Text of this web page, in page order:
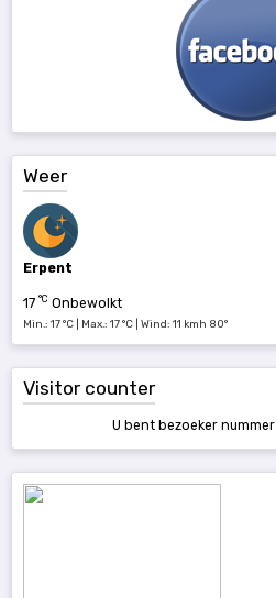
Weer
Erpent
17 °C Onbewolkt
Min.: 17 °C | Max.: 17 °C | Wind: 11 kmh 80°
Visitor counter
U bent bezoeker nummer